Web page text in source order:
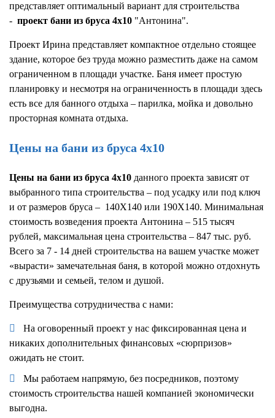
представляет оптимальный вариант для строительства
- проект бани из бруса 4х10 "Антонина".
Проект Ирина представляет компактное отдельно стоящее
здание, которое без труда можно разместить даже на самом
ограниченном в площади участке. Баня имеет простую
планировку и несмотря на ограниченность в площади здесь
есть все для банного отдыха – парилка, мойка и довольно
просторная комната отдыха.
Цены на бани из бруса 4х10
Цены на бани из бруса 4х10 данного проекта зависят от
выбранного типа строительства – под усадку или под ключ
и от размеров бруса – 140Х140 или 190Х140. Минимальная
стоимость возведения проекта Антонина – 515 тысяч
рублей, максимальная цена строительства – 847 тыс. руб.
Всего за 7 - 14 дней строительства на вашем участке может
«вырасти» замечательная баня, в которой можно отдохнуть
с друзьями и семьей, телом и душой.
Преимущества сотрудничества с нами:
На оговоренный проект у нас фиксированная цена и
никаких дополнительных финансовых «сюрпризов»
ожидать не стоит.
Мы работаем напрямую, без посредников, поэтому
стоимость строительства нашей компанией экономически
выгодна.